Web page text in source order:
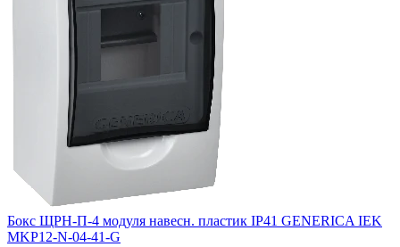
Бокс ЩРН-П-4 модуля навесн. пластик IP41 GENERICA IEK
MKP12-N-04-41-G